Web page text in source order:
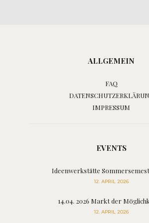
ALLGEMEIN
FAQ
IMPRESSUM
EVENTS
Ideenwerkstätte
12. APRIL 2026
14.04. 2026 Markt der
12. APRIL 2026